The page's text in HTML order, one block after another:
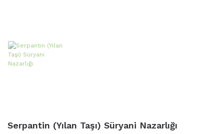
Serpantin (Yılan Taşı) Süryani Nazarlığı